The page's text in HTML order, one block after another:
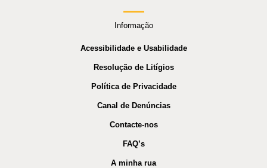
Informação
Acessibilidade e Usabilidade
Resolução de Litígios
Política de Privacidade
Canal de Denúncias
Contacte-nos
FAQ’s
A minha rua